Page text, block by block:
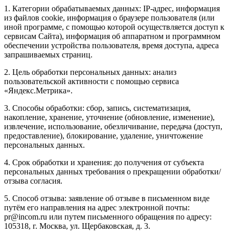
1. Категории обрабатываемых данных: IP-адрес, информация
из файлов cookie, информация о браузере пользователя (или
иной программе, с помощью которой осуществляется доступ к
сервисам Сайта), информация об аппаратном и программном
обеспечении устройства пользователя, время доступа, адреса
запрашиваемых страниц.
2. Цель обработки персональных данных: анализ
пользовательской активности с помощью сервиса
«Яндекс.Метрика».
3. Способы обработки: сбор, запись, систематизация,
накопление, хранение, уточнение (обновление, изменение),
извлечение, использование, обезличивание, передача (доступ,
предоставление), блокирование, удаление, уничтожение
персональных данных.
4. Срок обработки и хранения: до получения от субъекта
персональных данных требования о прекращении обработки/
отзыва согласия.
5. Способ отзыва: заявление об отзыве в письменном виде
путём его направления на адрес электронной почты:
pr@incom.ru или путем письменного обращения по адресу:
105318, г. Москва, ул. Щербаковская, д. 3.